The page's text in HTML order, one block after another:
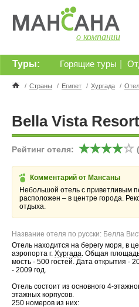
о компании
Горящие туры
Туры:
/ Страны / Египет / Хургада /
Bella Vista
Рейтинг отеля:
Комментарий от Мансаны
Небольшой отель с приветливым
расположен – в центре города.
отдыха.
Название отеля по русски: Белла
Отель находится на берегу моря, в
аэропорта г. Хургада. Общая
мость - 500 гостей. Дата открытия -
- 2009 год.
Отель состоит из основного 4-
этажных корпусов.
250 номеров из них: